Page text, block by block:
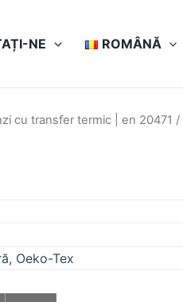
NE ROMÂNĂ
cu transfer termic | en 20471 /
Oeko-Tex